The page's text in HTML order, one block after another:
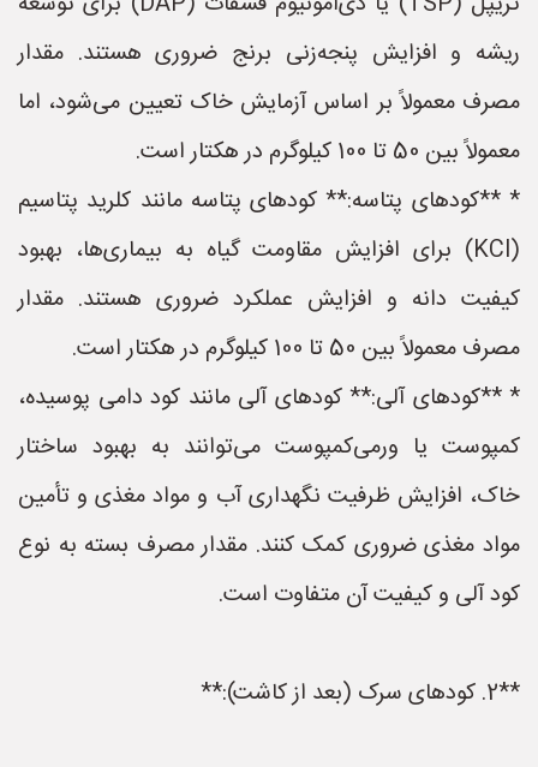
ریشه و افزایش پنجه‌زنی برنج ضروری هستند. مقدار
مصرف معمولاً بر اساس آزمایش خاک تعیین می‌شود، اما
معمولاً بین 50 تا 100 کیلوگرم در هکتار است.
* **کودهای پتاسه:** کودهای پتاسه مانند کلرید پتاسیم
(KCl) برای افزایش مقاومت گیاه به بیماری‌ها، بهبود
کیفیت دانه و افزایش عملکرد ضروری هستند. مقدار
مصرف معمولاً بین 50 تا 100 کیلوگرم در هکتار است.
* **کودهای آلی:** کودهای آلی مانند کود دامی پوسیده،
کمپوست یا ورمی‌کمپوست می‌توانند به بهبود ساختار
خاک، افزایش ظرفیت نگهداری آب و مواد مغذی و تأمین
مواد مغذی ضروری کمک کنند. مقدار مصرف بسته به نوع
کود آلی و کیفیت آن متفاوت است.
**2. کودهای سرک (بعد از کاشت):**